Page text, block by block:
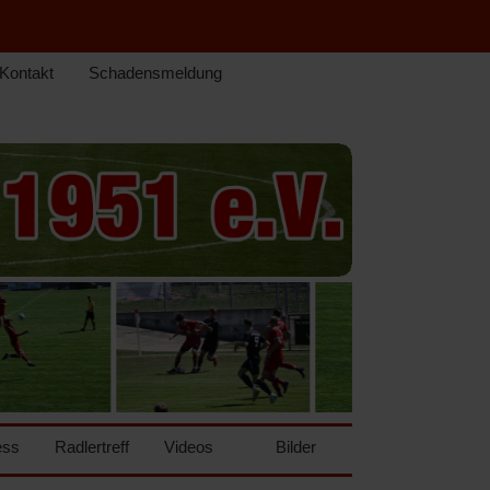
Kontakt Schadensmeldung
Radlertreff Videos Bilder